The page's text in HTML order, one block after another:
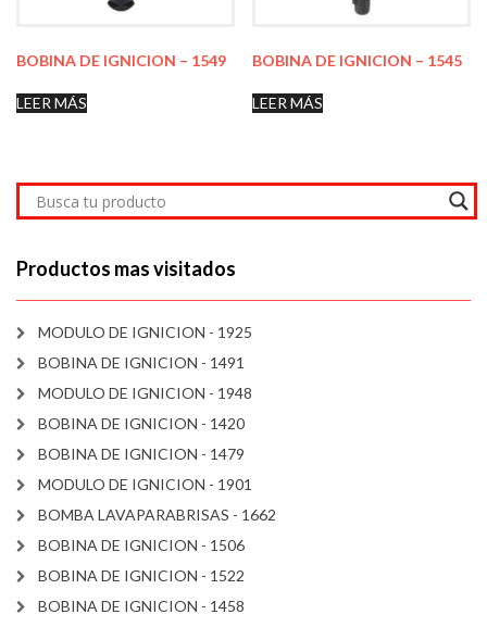
BOBINA DE IGNICION – 1549
LEER MÁS
BOBINA DE IGNICION – 1545
LEER MÁS
Productos mas visitados
MODULO DE IGNICION - 1925
BOBINA DE IGNICION - 1491
MODULO DE IGNICION - 1948
BOBINA DE IGNICION - 1420
BOBINA DE IGNICION - 1479
MODULO DE IGNICION - 1901
BOMBA LAVAPARABRISAS - 1662
BOBINA DE IGNICION - 1506
BOBINA DE IGNICION - 1522
BOBINA DE IGNICION - 1458